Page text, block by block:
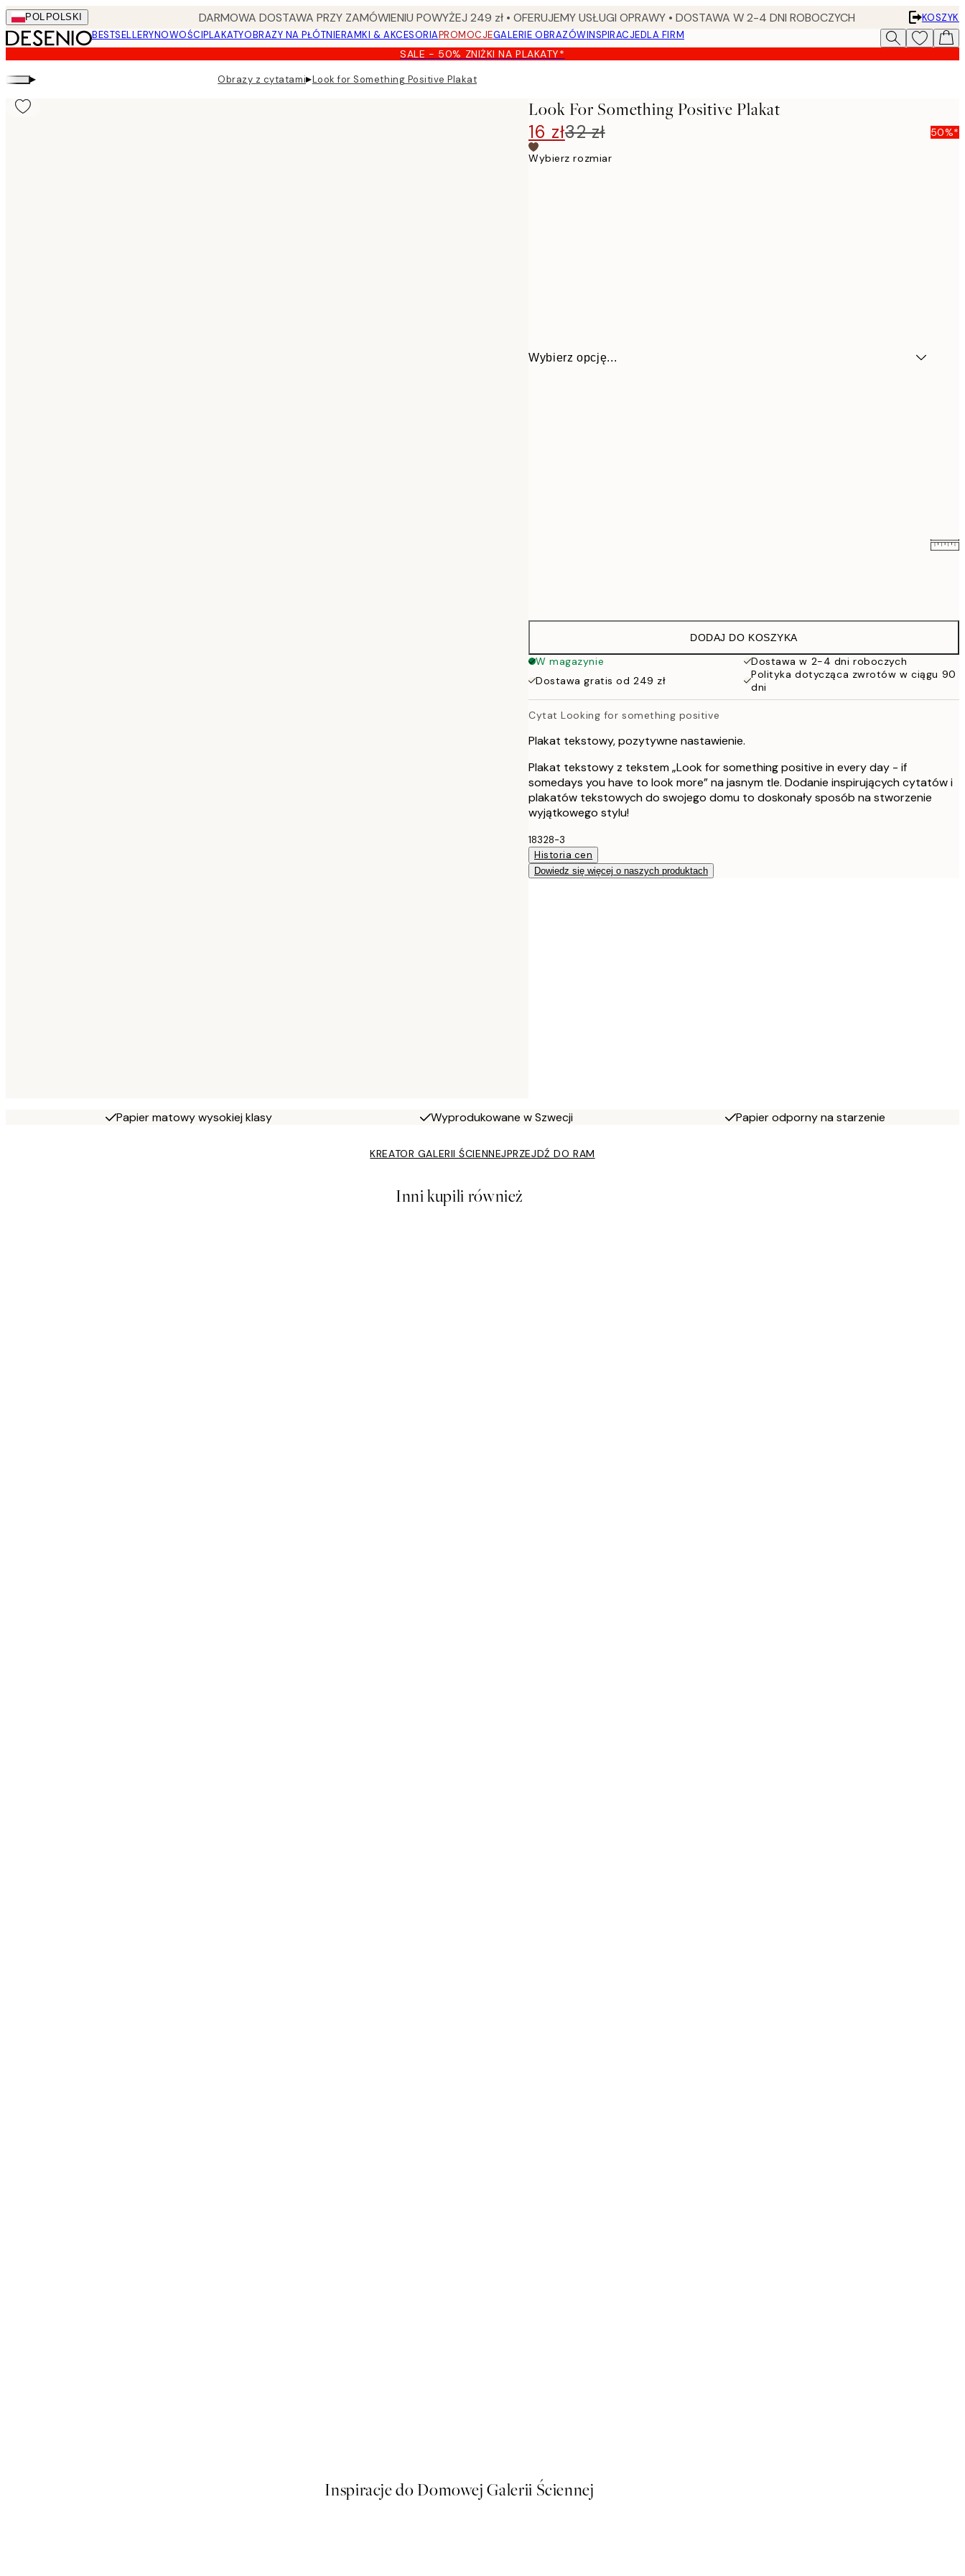
Skip
to
main
content.
POL POLSKI DARMOWA DOSTAWA PRZY ZAMÓWIENIU POWYŻEJ 249 zł • OFERUJEMY USŁUGI OPRAWY • DOSTAWA W 2-4 DNI ROBOCZYCH
KOSZYK
BESTSELLERYNOWOŚCIPLAKATYOBRAZY NA PŁÓTNIERAMKI & AKCESORIAPROMOCJEGALERIE OBRAZÓWINSPIRACJEDLA FIRM
SALE - 50% ZNIŻKI NA PLAKATY*
▸ Obrazy z cytatami▸Look for Something Positive Plakat
Look For Something Positive Plakat
16 zł32 zł 50%*
Wybierz rozmiar
Wybierz opcję...
53,95 zł
86 zł
DODAJ DO KOSZYKA
W magazynie
Dostawa w 2-4 dni roboczych
Dostawa gratis od 249 zł
Polityka dotycząca zwrotów w ciągu 90
dni
Cytat Looking for something positive
Plakat tekstowy, pozytywne nastawienie.
Plakat tekstowy z tekstem „Look for something positive in every day - if
somedays you have to look more” na jasnym tle. Dodanie inspirujących cytatów i
plakatów tekstowych do swojego domu to doskonały sposób na stworzenie
wyjątkowego stylu!
18328-3
Historia cen
Dowiedz się więcej o naszych produktach
Papier matowy wysokiej klasy Wyprodukowane w Szwecji Papier odporny na starzenie
KREATOR GALERII ŚCIENNEJPRZEJDŹ DO RAM
Inni kupili również
Inspiracje do Domowej Galerii Ściennej